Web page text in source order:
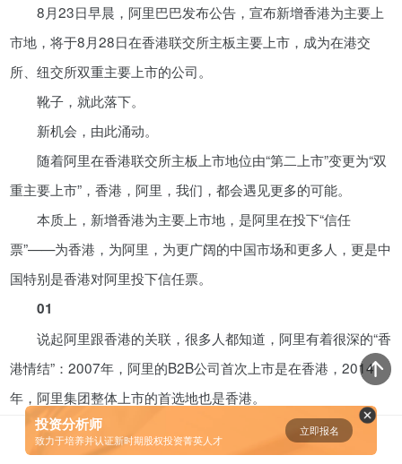
模式”！推荐收藏！
08-02
资鲸精选 | 迈瑞医疗上市：是王者
短视频用户规模超2.4亿 商业模式
仍处于探索当中
07-24
配股权的
08-01
资鲸精选 | Airbnb天使轮融资BP只
有这14页，但足以打动投资人
11-21
8月23日早晨，阿里巴巴发布公告，宣布新增香港为主要上
市地，将于8月28日在香港联交所主板主要上市，成为在港交
所、纽交所双重主要上市的公司。
靴子，就此落下。
新机会，由此涌动。
随着阿里在香港联交所主板上市地位由“第二上市”变更为“双
重主要上市”，香港，阿里，我们，都会遇见更多的可能。
本质上，新增香港为主要上市地，是阿里在投下“信任
票”——为香港，为阿里，为更广阔的中国市场和更多人，更是中
国特别是香港对阿里投下信任票。
01
说起阿里跟香港的关联，很多人都知道，阿里有着很深的“香
港情结”：2007年，阿里的B2B公司首次上市是在香港，2014
年，阿里集团整体上市的首选地也是香港。
后来的故事人们已经耳熟能详：阿里因股权结构原因，未能
符合香港上市规则，辗转至纽约，于2014年9月15日登陆纽交
投资分析师
致力于培养并认证新时期股权投资菁英人才
立即报名